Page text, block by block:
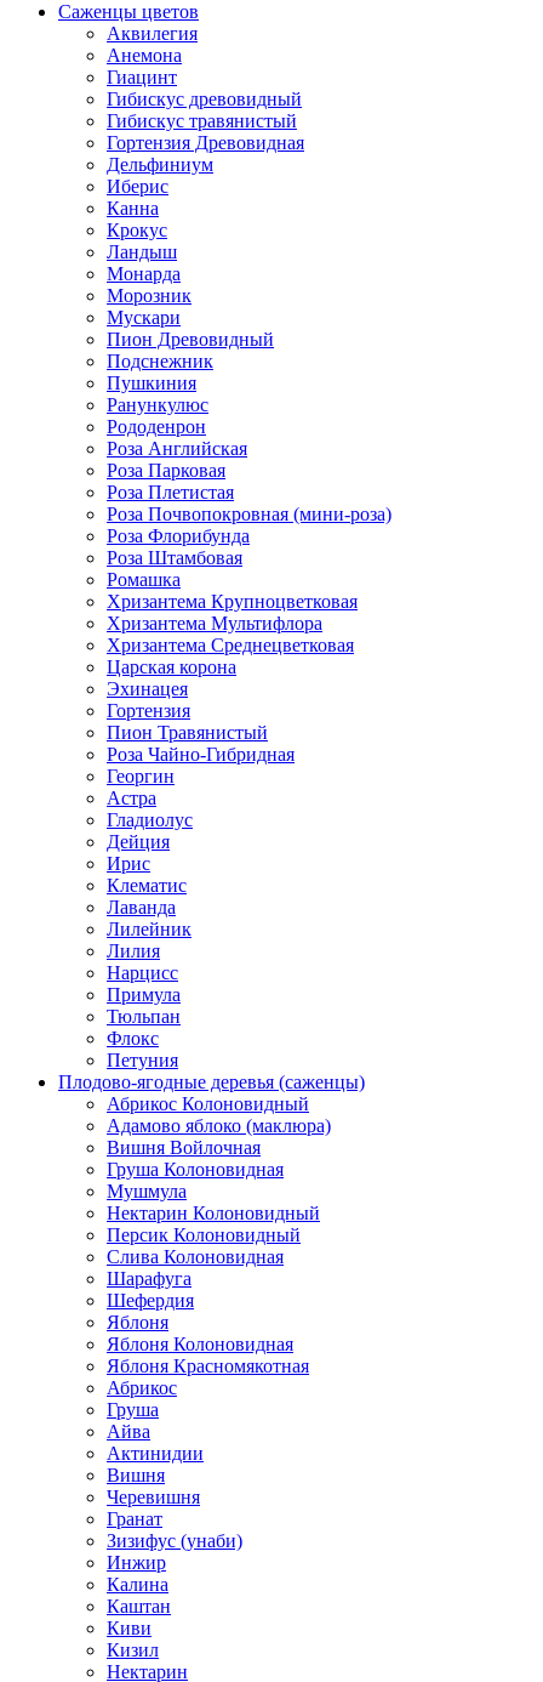
Саженцы цветов
Аквилегия
Анемона
Гиацинт
Гибискус древовидный
Гибискус травянистый
Гортензия Древовидная
Дельфиниум
Иберис
Канна
Крокус
Ландыш
Монарда
Морозник
Мускари
Пион Древовидный
Подснежник
Пушкиния
Ранункулюс
Рододенрон
Роза Английская
Роза Парковая
Роза Плетистая
Роза Почвопокровная (мини-роза)
Роза Флорибунда
Роза Штамбовая
Ромашка
Хризантема Крупноцветковая
Хризантема Мультифлора
Хризантема Среднецветковая
Царская корона
Эхинацея
Гортензия
Пион Травянистый
Роза Чайно-Гибридная
Георгин
Астра
Гладиолус
Дейция
Ирис
Клематис
Лаванда
Лилейник
Лилия
Нарцисс
Примула
Тюльпан
Флокс
Петуния
Плодово-ягодные деревья (саженцы)
Абрикос Колоновидный
Адамово яблоко (маклюра)
Вишня Войлочная
Груша Колоновидная
Мушмула
Нектарин Колоновидный
Персик Колоновидный
Слива Колоновидная
Шарафуга
Шефердия
Яблоня
Яблоня Колоновидная
Яблоня Красномякотная
Абрикос
Груша
Айва
Актинидии
Вишня
Черевишня
Гранат
Зизифус (унаби)
Инжир
Калина
Каштан
Киви
Кизил
Нектарин